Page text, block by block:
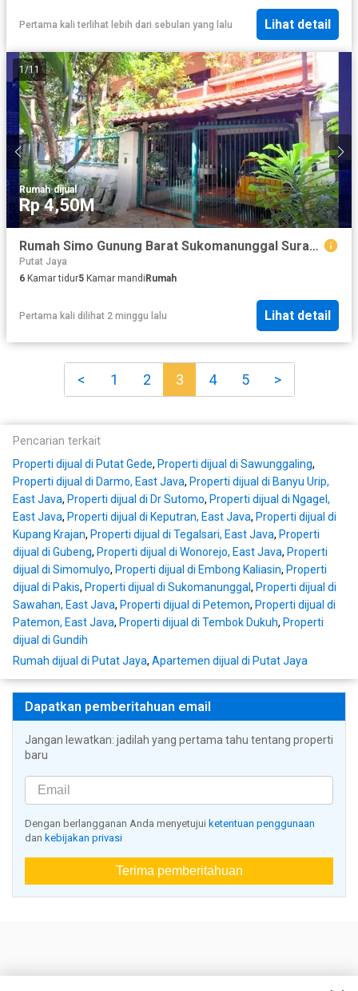
Pertama kali terlihat lebih dari sebulan yang lalu Lihat detail
1/11
Rumah·dijual
Rp 4,50M
Rumah Simo Gunung Barat Sukomanunggal Surabaya dekat Dukuh Kupang Kupang Jaya Satelit
Putat Jaya
6 Kamar tidur5 Kamar mandiRumah
Pertama kali dilihat 2 minggu lalu Lihat detail
< 1 2 3 4 5 >
Pencarian terkait
Properti dijual di Putat Gede, Properti dijual di Sawunggaling,
Properti dijual di Darmo, East Java, Properti dijual di Banyu Urip,
East Java, Properti dijual di Dr Sutomo, Properti dijual di Ngagel,
East Java, Properti dijual di Keputran, East Java, Properti dijual di
Kupang Krajan, Properti dijual di Tegalsari, East Java, Properti
dijual di Gubeng, Properti dijual di Wonorejo, East Java, Properti
dijual di Simomulyo, Properti dijual di Embong Kaliasin, Properti
dijual di Pakis, Properti dijual di Sukomanunggal, Properti dijual di
Sawahan, East Java, Properti dijual di Petemon, Properti dijual di
Patemon, East Java, Properti dijual di Tembok Dukuh, Properti
dijual di Gundih
Rumah dijual di Putat Jaya, Apartemen dijual di Putat Jaya
Dapatkan pemberitahuan email
Jangan lewatkan: jadilah yang pertama tahu tentang properti
baru
Dengan berlangganan Anda menyetujui ketentuan penggunaan
dan kebijakan privasi
Terima pemberitahuan